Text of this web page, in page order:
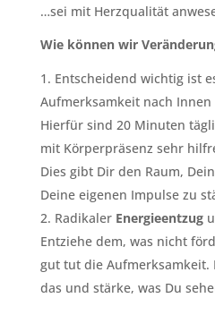
…sei mit Herzqualität
Wie können wir
Entscheidend wichtig ist
Aufmerksamkeit nach Innen
Hierfür sind 20 Minuten
mit Körperpräsenz sehr
Dies gibt Dir den Raum,
Deine eigenen Impulse zu
Radikaler Energieentzug
Entziehe dem, was nicht
gut tut die Aufmerksamkeit.
das und stärke, was Du